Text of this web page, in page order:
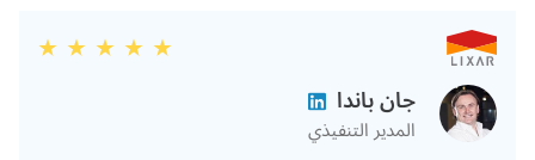
جان باندا
المدير التنفيذي